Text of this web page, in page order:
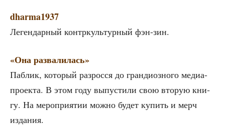
dharma1937
Леген­дар­ный кон­тр­куль­тур­ный фэн-зин.
«Она раз­ва­ли­лась»
Паб­лик, кото­рый раз­рос­ся до гран­ди­оз­но­го медиа-
про­ек­та. В этом году выпу­сти­ли свою вто­рую кни­
гу. На меро­при­я­тии мож­но будет купить и мерч
издания.